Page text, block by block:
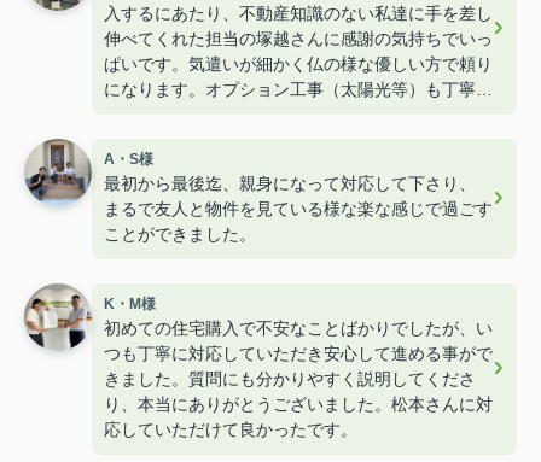
入するにあたり、不動産知識のない私達に手を差し
伸べてくれた担当の塚越さんに感謝の気持ちでいっ
ぱいです。気遣いが細かく仏の様な優しい方で頼り
になります。オプション工事（太陽光等）も丁寧に
A・S様
最初から最後迄、親身になって対応して下さり、
まるで友人と物件を見ている様な楽な感じで過ごす
ことができました。
K・M様
初めての住宅購入で不安なことばかりでしたが、い
つも丁寧に対応していただき安心して進める事がで
きました。質問にも分かりやすく説明してくださ
り、本当にありがとうございました。松本さんに対
応していただけて良かったです。